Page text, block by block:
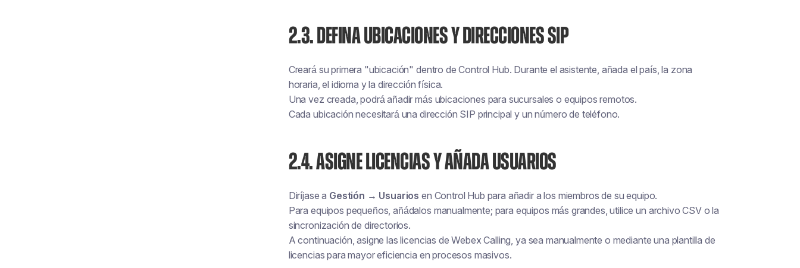
2.3. DEFINA UBICACIONES Y DIRECCIONES SIP
Creará su primera "ubicación" dentro de Control Hub. Durante el asistente, añada el país, la zona
horaria, el idioma y la dirección física.
Una vez creada, podrá añadir más ubicaciones para sucursales o equipos remotos.
Cada ubicación necesitará una dirección SIP principal y un número de teléfono.
2.4. ASIGNE LICENCIAS Y AÑADA USUARIOS
Diríjase a Gestión → Usuarios en Control Hub para añadir a los miembros de su equipo.
Para equipos pequeños, añádalos manualmente; para equipos más grandes, utilice un archivo CSV o la
sincronización de directorios.
A continuación, asigne las licencias de Webex Calling, ya sea manualmente o mediante una plantilla de
licencias para mayor eficiencia en procesos masivos.